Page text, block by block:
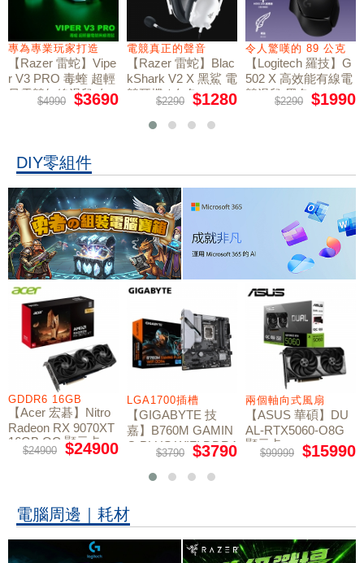
專為專業玩家打造
【Razer 雷蛇】Vipe
r V3 PRO 毒蝰 超輕
量電競無線滑鼠 白
$4990 $3690
電競真正的聲音
【Razer 雷蛇】Blac
kShark V2 X 黑鯊 電
競耳機 / 白色
$2290 $1280
令人驚嘆的 89 公克
【Logitech 羅技】G
502 X 高效能有線電
競滑鼠 黑色
$2290 $1990
DIY零組件
GDDR6 16GB
【Acer 宏碁】Nitro
Radeon RX 9070XT
16GB OC 顯示卡
$24900 $24900
LGA1700插槽
【GIGABYTE 技
嘉】B760M GAMIN
G PLUS WIFI DDR4
主機板$3790 $3790
兩個軸向式風扇
【ASUS 華碩】DU
AL-RTX5060-O8G
顯示卡
$99999 $15990
電腦周邊｜耗材